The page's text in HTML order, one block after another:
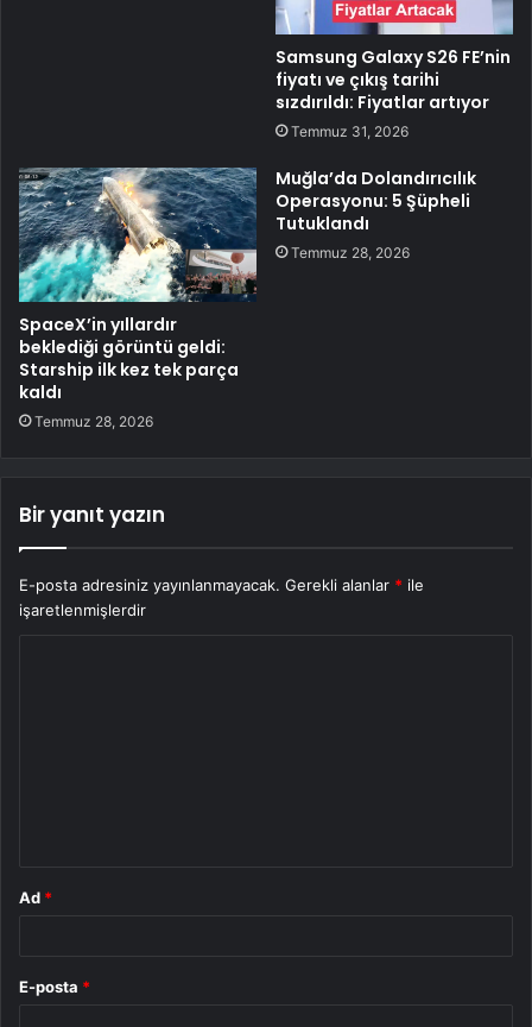
Samsung Galaxy S26 FE’nin
fiyatı ve çıkış tarihi
sızdırıldı: Fiyatlar artıyor
Temmuz 31, 2026
SpaceX’in yıllardır
beklediği görüntü geldi:
Starship ilk kez tek parça
kaldı
Temmuz 28, 2026
Muğla’da Dolandırıcılık
Operasyonu: 5 Şüpheli
Tutuklandı
Temmuz 28, 2026
Bir yanıt yazın
E-posta adresiniz yayınlanmayacak. Gerekli alanlar * ile
işaretlenmişlerdir
Ad *
E-posta *